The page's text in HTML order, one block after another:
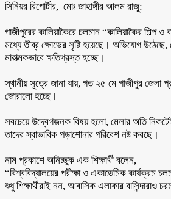
সিনিয়র রিপোর্টার, মোঃ জাহাঙ্গীর আলম রাজু:
‎গাজীপুরের কালিয়াকৈরে চলমান “কালিয়াকৈর শিল্প
মধ্যে তীব্র ক্ষোভের সৃষ্টি হয়েছে। অভিযোগ উঠেছে,
মারাত্মকভাবে ক্ষতিগ্রস্ত হচ্ছে।
‎স্থানীয় সূত্রে জানা যায়, গত ২৫ মে গাজীপুর
জোরালো হচ্ছে।
‎সবচেয়ে উদ্বেগজনক বিষয় হলো, মেলার অতি নিকটেই
তাদের স্বাভাবিক পড়াশোনার পরিবেশ নষ্ট করছে।
‎নাম প্রকাশে অনিচ্ছুক এক শিক্ষার্থী বলেন,
‎“বিশ্ববিদ্যালয়ের পরীক্ষা ও একাডেমিক
‎শুধু শিক্ষার্থীরাই নন, আবাসিক এলাকার